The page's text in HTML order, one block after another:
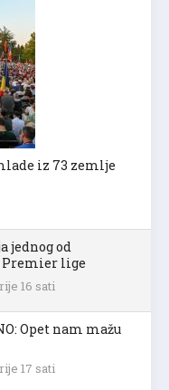
iz 73 zemlje
jednog od
Premier lige
16 sati
Opet nam mažu
17 sati